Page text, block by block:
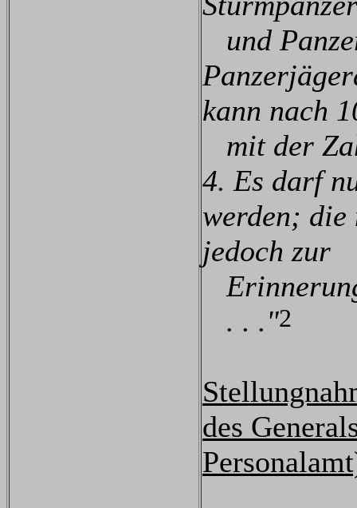
und
kann nach
mit der
4. Es darf
werden; die
jedoch zur
. . ."2
des